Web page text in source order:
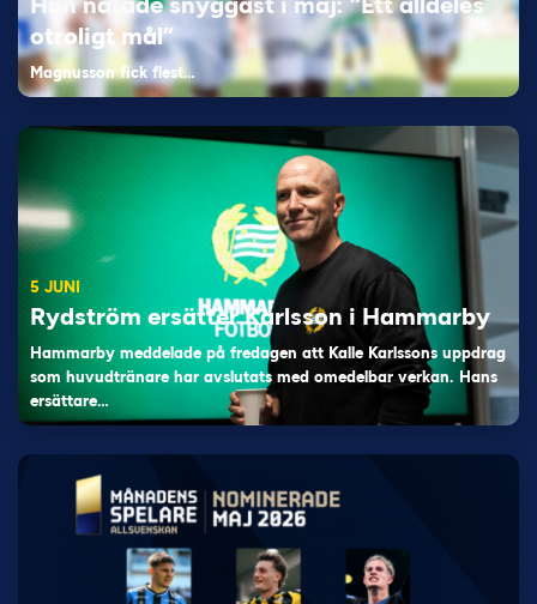
otroligt mål”
Magnusson fick flest…
5 JUNI
Rydström ersätter Karlsson i Hammarby
Hammarby meddelade på fredagen att Kalle Karlssons uppdrag
som huvudtränare har avslutats med omedelbar verkan. Hans
ersättare…